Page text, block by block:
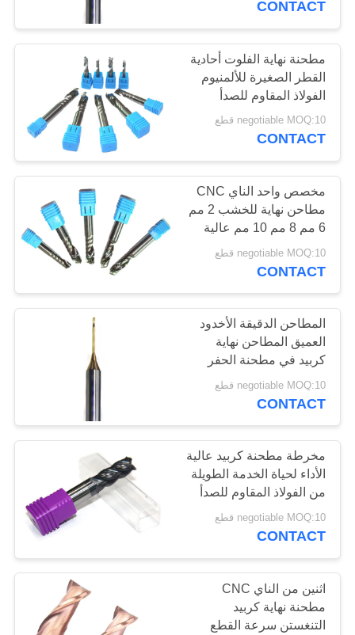
CONTACT
مطحنة نهاية الفلوت أحادية
القطر الصغيرة للألمنيوم
الفولاذ المقاوم للصدأ
negotiable MOQ:10 قطع
CONTACT
مخصص واحد الناي CNC
مطاحن نهاية للخشب 2 مم
6 مم 8 مم 10 مم عالية
الدقة
negotiable MOQ:10 قطع
CONTACT
المطاحن الدقيقة الأخدود
العميق المطاحن نهاية
كربيد في مطحنة الحفر
طحن الحبوب الدقيقة
negotiable MOQ:10 قطع
CONTACT
مخرطة مطحنة كربيد عالية
الأداء لحياة الخدمة الطويلة
من الفولاذ المقاوم للصدأ
negotiable MOQ:10 قطع
CONTACT
اثنين من الناي CNC
مطحنة نهاية كربيد
التنغستن سرعة القطع